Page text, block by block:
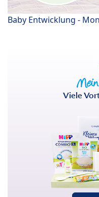
Baby Entwicklung -
Viele